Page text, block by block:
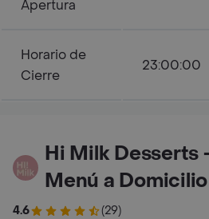
Apertura
Horario de
Cierre
23:00:00
Hi Milk Desserts
Menú a Domicilio
4.6
(29)